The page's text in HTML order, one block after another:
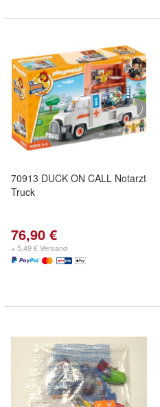
70913 DUCK ON CALL Notarzt
Truck
76,90 €
+ 5,49 € Versand